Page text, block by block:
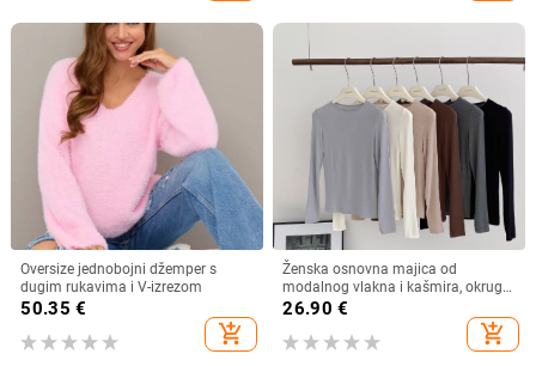
Oversize jednobojni džemper s
dugim rukavima i V-izrezom
50.35 €
add_shopping_cart
Ženska osnovna majica od
modalnog vlakna i kašmira, okrugli
izrez, dugi rukavi, jednobojna,
26.90 €
add_shopping_cart